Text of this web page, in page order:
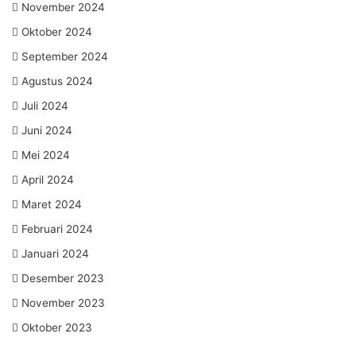
November 2024
Oktober 2024
September 2024
Agustus 2024
Juli 2024
Juni 2024
Mei 2024
April 2024
Maret 2024
Februari 2024
Januari 2024
Desember 2023
November 2023
Oktober 2023